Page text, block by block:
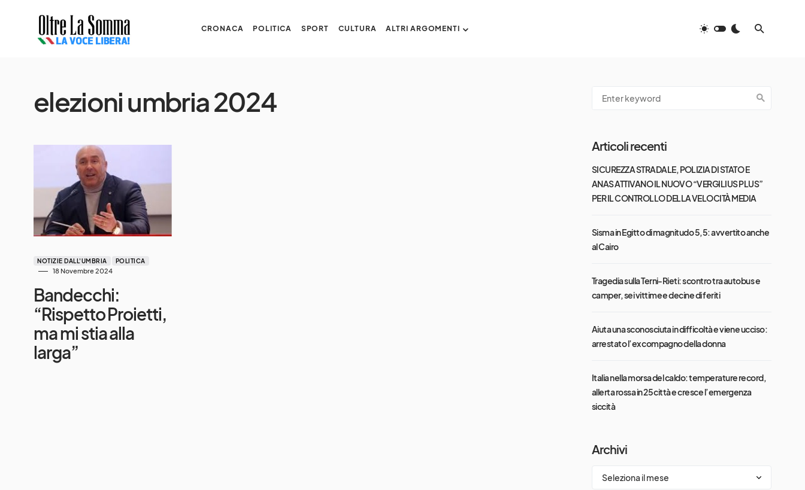
CRONACA POLITICA SPORT CULTURA ALTRI ARGOMENTI
elezioni umbria 2024
NOTIZIE DALL'UMBRIA POLITICA
18 Novembre 2024
Bandecchi:
“Rispetto Proietti,
ma mi stia alla
larga”
Articoli recenti
SICUREZZA STRADALE, POLIZIA DI STATO E
ANAS ATTIVANO IL NUOVO “VERGILIUS PLUS”
PER IL CONTROLLO DELLA VELOCITÀ MEDIA
Sisma in Egitto di magnitudo 5,5: avvertito anche
al Cairo
Tragedia sulla Terni-Rieti: scontro tra autobus e
camper, sei vittime e decine di feriti
Aiuta una sconosciuta in difficoltà e viene ucciso:
arrestato l’ex compagno della donna
Italia nella morsa del caldo: temperature record,
allerta rossa in 25 città e cresce l’emergenza
siccità
Archivi